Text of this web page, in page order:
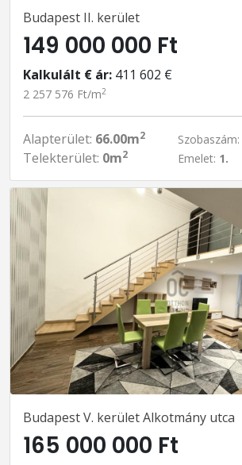
Budapest II. kerület
149 000 000 Ft
Kalkulált € ár: 411 602 €
2 257 576 Ft/m2
Alapterület: 66.00m2
Telekterület: 0m2
Szobaszám:
Emelet: 1.
Budapest V. kerület Alkotmány utca
165 000 000 Ft